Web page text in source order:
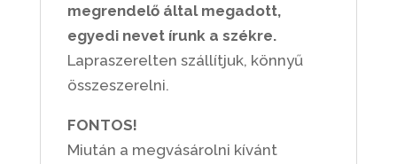
megrendelő által megadott,
egyedi nevet írunk a székre.
Lapraszerelten szállítjuk, könnyű
összeszerelni.
FONTOS!
Miután a megvásárolni kívánt